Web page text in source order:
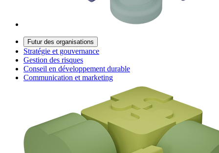
Futur des organisations
Stratégie et gouvernance
Gestion des risques
Conseil en développement durable
Communication et marketing